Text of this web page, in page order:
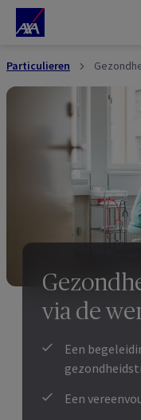
Particulieren
via de
Een
Een